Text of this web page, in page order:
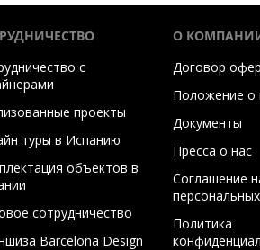
с
проекты
туры в Испанию
объектов в
сотрудничество
Barcelona Design
О
Договор
Положение о
Документы
Пресса о нас
Соглашение
Политика